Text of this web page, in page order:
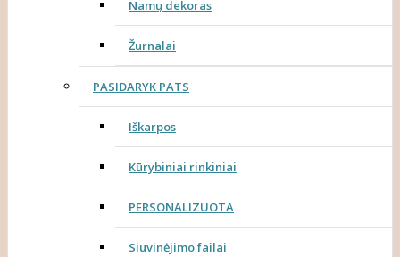
Namų dekoras
Žurnalai
PASIDARYK PATS
Iškarpos
Kūrybiniai rinkiniai
PERSONALIZUOTA
Siuvinėjimo failai